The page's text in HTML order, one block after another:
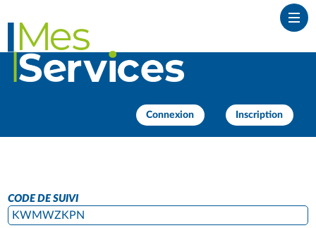
Connexion Inscription
CODE DE SUIVI
KWMWZKPN